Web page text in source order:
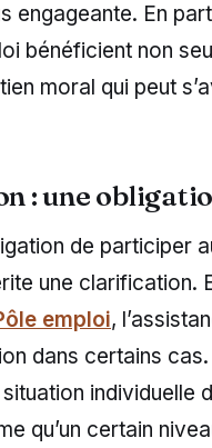
engageante. En
bénéficient non
moral qui peut
: une
de participer
une clarification.
emploi,
dans certains
individuelle
qu’un certain